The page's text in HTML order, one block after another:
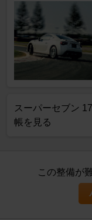
スーパーセブン
帳を見る
この整備が